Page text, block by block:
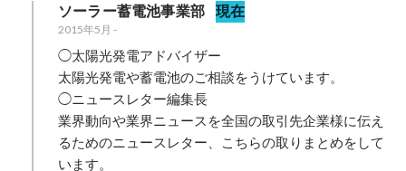
ソーラー蓄電池事業部 現在
2015年5月 -
◯太陽光発電アドバイザー
太陽光発電や蓄電池のご相談をうけています。
◯ニュースレター編集長
業界動向や業界ニュースを全国の取引先企業様に伝え
るためのニュースレター、こちらの取りまとめをして
います。